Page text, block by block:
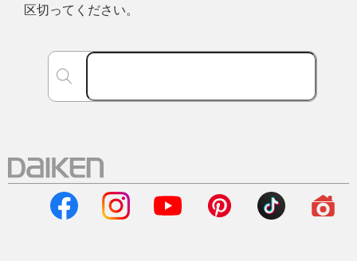
区切ってください。